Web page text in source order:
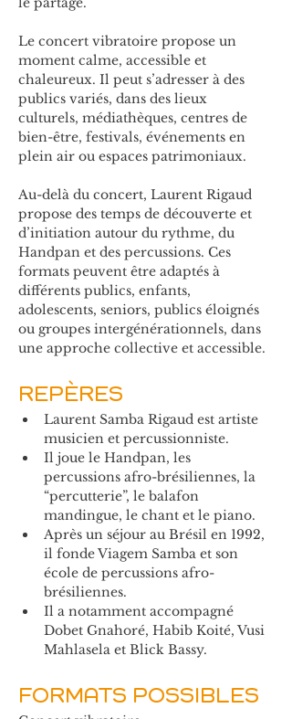
Le concert vibratoire propose un
moment calme, accessible et
chaleureux. Il peut s’adresser à des
publics variés, dans des lieux
culturels, médiathèques, centres de
bien-être, festivals, événements en
plein air ou espaces patrimoniaux.
Au-delà du concert, Laurent Rigaud
propose des temps de découverte et
d’initiation autour du rythme, du
Handpan et des percussions. Ces
formats peuvent être adaptés à
différents publics, enfants,
adolescents, seniors, publics éloignés
ou groupes intergénérationnels, dans
une approche collective et accessible.
REPÈRES
Laurent Samba Rigaud est artiste
musicien et percussionniste.
Il joue le Handpan, les
percussions afro-brésiliennes, la
“percutterie”, le balafon
mandingue, le chant et le piano.
Après un séjour au Brésil en 1992,
il fonde Viagem Samba et son
école de percussions afro-
brésiliennes.
Il a notamment accompagné
Dobet Gnahoré, Habib Koité, Vusi
Mahlasela et Blick Bassy.
FORMATS POSSIBLES